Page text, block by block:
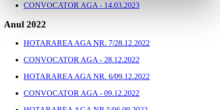
CONVOCATOR AGA - 14.03.2023
Anul 2022
HOTARAREA AGA NR. 7/28.12.2022
CONVOCATOR AGA - 28.12.2022
HOTARAREA AGA NR. 6/09.12.2022
CONVOCATOR AGA - 09.12.2022